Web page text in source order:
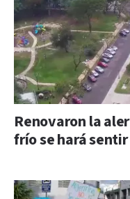
Renovaron la
frío se hará